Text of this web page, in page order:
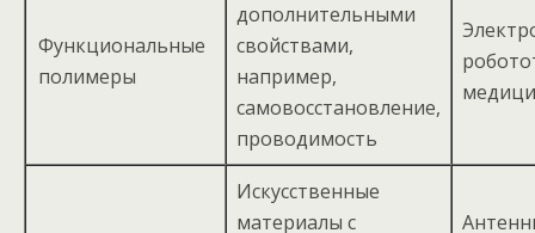
Функциональные
полимеры
дополнительными
свойствами,
например,
самовосстановление,
проводимость
Искусственные
материалы с